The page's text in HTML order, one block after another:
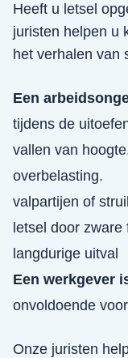
Heeft u letsel
juristen helpen u
het verhalen van
Een
tijdens de
vallen van
overbelasting.
valpartijen of
letsel door
langdurige uitval
Een werkgever
onvoldoende
Onze juristen